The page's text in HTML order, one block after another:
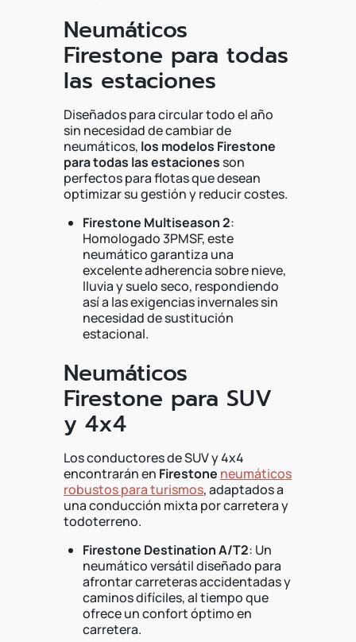
Neumáticos
Firestone para todas
las estaciones
Diseñados para circular todo el año
sin necesidad de cambiar de
neumáticos, los modelos Firestone
para todas las estacionesson
perfectos para flotas que desean
optimizar su gestión y reducir costes.
Firestone Multiseason 2:
Homologado 3PMSF, este
neumático garantiza una
excelente adherencia sobre nieve,
lluvia y suelo seco, respondiendo
así a las exigencias invernales sin
necesidad de sustitución
estacional.
Neumáticos
Firestone para SUV
y 4x4
Los conductores de SUV y 4x4
encontrarán en Firestone neumáticos
robustos para turismos, adaptados a
una conducción mixta por carretera y
todoterreno.
Firestone Destination A/T2: Un
neumático versátil diseñado para
afrontar carreteras accidentadas y
caminos difíciles, al tiempo que
ofrece un confort óptimo en
carretera.